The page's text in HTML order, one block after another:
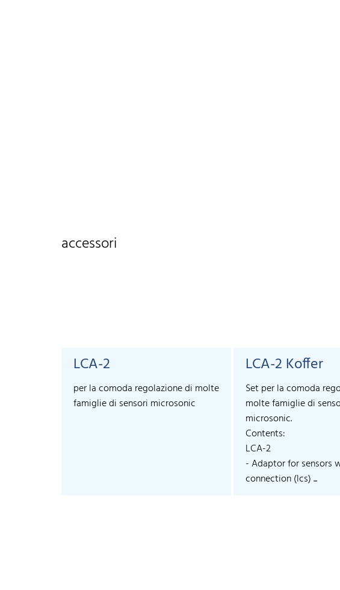
accessori
LCA-2
per la comoda regolazione di molte
famiglie di sensori microsonic
LCA-2 Koffer
Set per la comoda
molte famiglie di
microsonic.
Contents:
LCA-2
- Adaptor for sensors
connection (lcs) ...